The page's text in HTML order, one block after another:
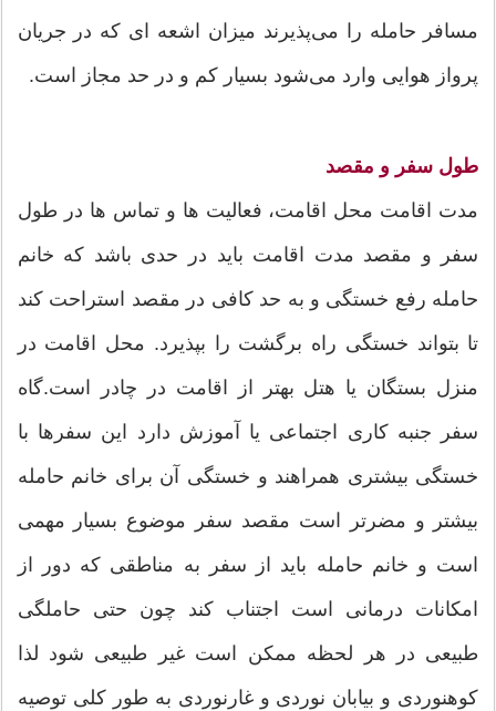
مسافر حامله را می‌پذیرند میزان اشعه ای که در جریان
پرواز هوایی وارد می‌شود بسیار کم و در حد مجاز است.
طول سفر و مقصد
مدت اقامت محل اقامت، فعالیت ها و تماس ها در طول
سفر و مقصد مدت اقامت باید در حدی باشد که خانم
حامله رفع خستگی و به حد کافی در مقصد استراحت کند
تا بتواند خستگی راه برگشت را بپذیرد. محل اقامت در
منزل بستگان یا هتل بهتر از اقامت در چادر است.گاه
سفر جنبه کاری اجتماعی یا آموزش دارد این سفرها با
خستگی بیشتری همراهند و خستگی آن برای خانم حامله
بیشتر و مضرتر است مقصد سفر موضوع بسیار مهمی
است و خانم حامله باید از سفر به مناطقی که دور از
امکانات درمانی است اجتناب کند چون حتی حاملگی
طبیعی در هر لحظه ممکن است غیر طبیعی شود لذا
کوهنوردی و بیابان نوردی و غارنوردی به طور کلی توصیه